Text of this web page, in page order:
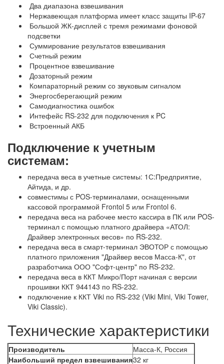
Два диапазона взвешивания
Нержавеющая платформа имеет класс защиты IP-67
Большой ЖК-дисплей с тремя режимами фоновой
подсветки
Суммирование результатов взвешивания
Счетный режим
Процентное взвешивание
Дозаторный режим
Компараторный режим со звуковым сигналом
Энергосберегающий режим
Самодиагностика ошибок
Интефейс RS-232 для подключения к PC
Встроенный АКБ
Подключение к учетным
системам:
передача веса в учетные системы: 1С:Предприятие,
Айтида, и др.
совместимы с POS-терминалами, оснащенными
кассовой программой Frontol 5 или Frontol 6.
передача веса на рабочее место кассира в ПК или POS-
терминал с помощью платного драйвера «АТОЛ:
Драйвер электронных весов» по RS-232.
передача веса в смарт-терминал ЭВОТОР с помощью
платного приложения "Драйвер весов Масса-К", от
разработчика ООО "Софт-центр" по RS-232.
передача веса в ККТ Микро/Порт начиная с версии
прошивки ККТ 944143 по RS-232.
подключение к ККТ Viki по RS-232 (Viki Mini, Viki Tower,
Viki Classic).
Технические характеристики
Производитель
Масса-К, Россия
Наибольший предел взвешивания32 кг